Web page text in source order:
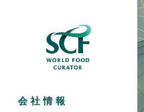
住商フ
会社情報